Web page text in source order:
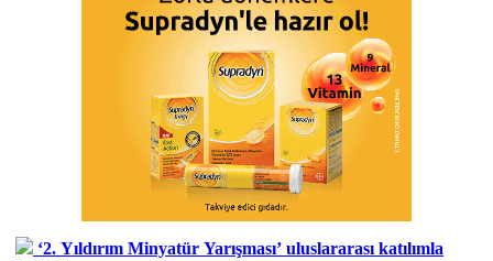
‘2. Yıldırım Minyatür Yarışması’ uluslararası katılımla